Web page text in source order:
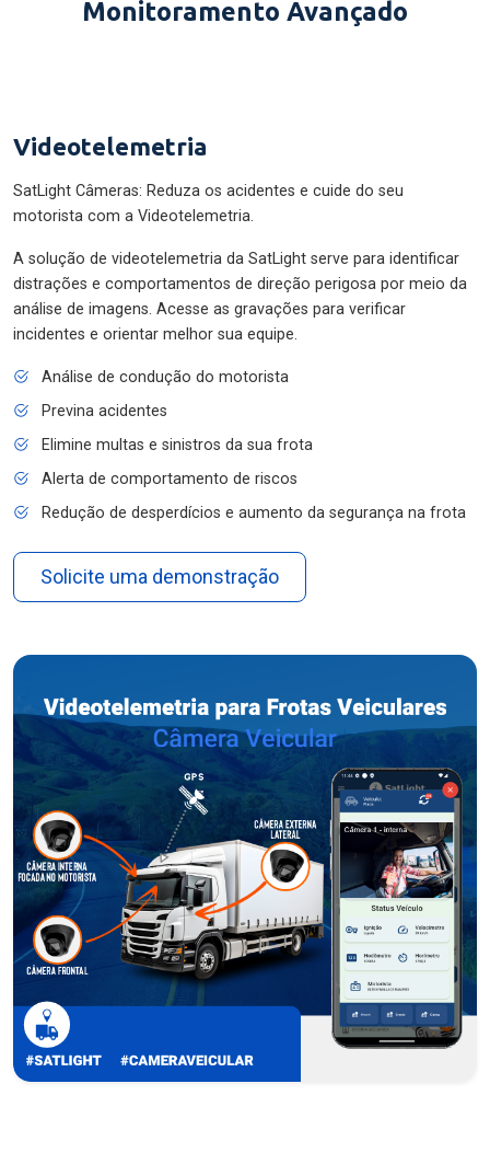
Monitoramento Avançado
Videotelemetria
SatLight Câmeras: Reduza os acidentes e cuide do seu
motorista com a Videotelemetria.
A solução de videotelemetria da SatLight serve para identificar
distrações e comportamentos de direção perigosa por meio da
análise de imagens. Acesse as gravações para verificar
incidentes e orientar melhor sua equipe.
Análise de condução do motorista
Previna acidentes
Elimine multas e sinistros da sua frota
Alerta de comportamento de riscos
Redução de desperdícios e aumento da segurança na frota
Solicite uma demonstração